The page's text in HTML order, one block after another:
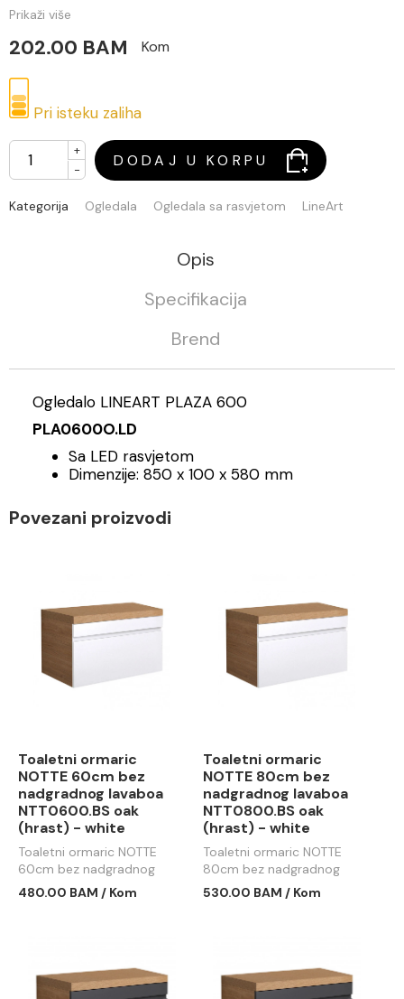
Prikaži više
202.00 BAM Kom
Pri isteku zaliha
+
-
DODAJ U KORPU
Kategorija Ogledala Ogledala sa rasvjetom LineArt
Opis
Specifikacija
Brend
Ogledalo LINEART PLAZA 600
PLA0600O.LD
Sa LED rasvjetom
Dimenzije: 850 x 100 x 580 mm
Povezani proizvodi
Toaletni ormaric
NOTTE 60cm bez
nadgradnog lavaboa
NTT0600.BS oak
(hrast) - white
Toaletni ormaric NOTTE
60cm bez nadgradnog
lavaboa NTT0600.BS oak
(hrast) - white
480.00 BAM / Kom
Toaletni ormaric
NOTTE 80cm bez
nadgradnog lavaboa
NTT0800.BS oak
(hrast) - white
Toaletni ormaric NOTTE
80cm bez nadgradnog
lavaboa NTT0800.BS oak
(hrast) - white
530.00 BAM / Kom